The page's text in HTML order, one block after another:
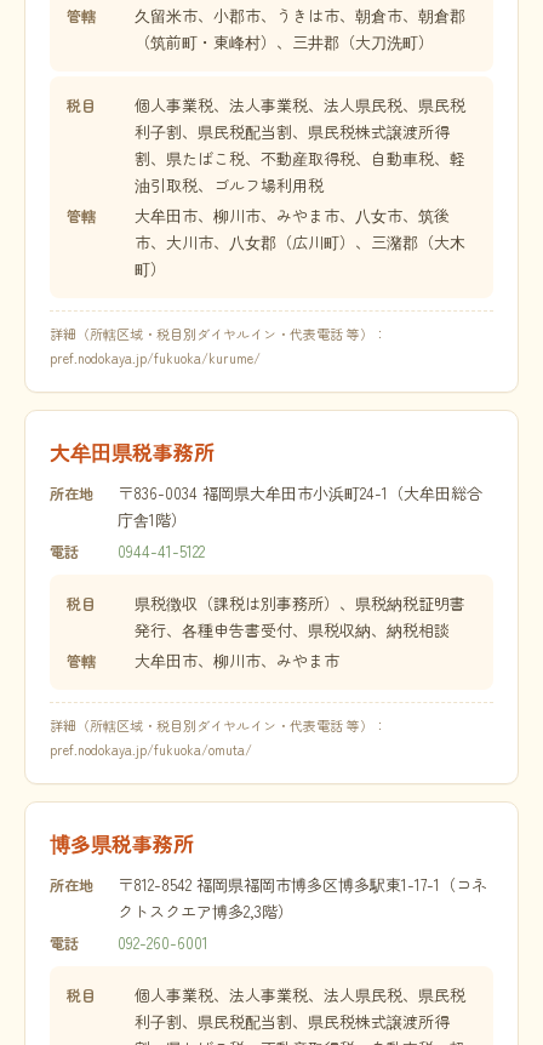
管轄
久留米市、小郡市、うきは市、朝倉市、朝倉郡
（筑前町・東峰村）、三井郡（大刀洗町）
税目
個人事業税、法人事業税、法人県民税、県民税
利子割、県民税配当割、県民税株式譲渡所得
割、県たばこ税、不動産取得税、自動車税、軽
油引取税、ゴルフ場利用税
管轄
大牟田市、柳川市、みやま市、八女市、筑後
市、大川市、八女郡（広川町）、三潴郡（大木
町）
詳細（所轄区域・税目別ダイヤルイン・代表電話 等）：
pref.nodokaya.jp/fukuoka/kurume/
大牟田県税事務所
所在地
〒836-0034 福岡県大牟田市小浜町24-1（大牟田総合
庁舎1階）
電話 0944-41-5122
税目
県税徴収（課税は別事務所）、県税納税証明書
発行、各種申告書受付、県税収納、納税相談
管轄 大牟田市、柳川市、みやま市
詳細（所轄区域・税目別ダイヤルイン・代表電話 等）：
pref.nodokaya.jp/fukuoka/omuta/
博多県税事務所
所在地
〒812-8542 福岡県福岡市博多区博多駅東1-17-1（コネ
クトスクエア博多2,3階）
電話 092-260-6001
税目
個人事業税、法人事業税、法人県民税、県民税
利子割、県民税配当割、県民税株式譲渡所得